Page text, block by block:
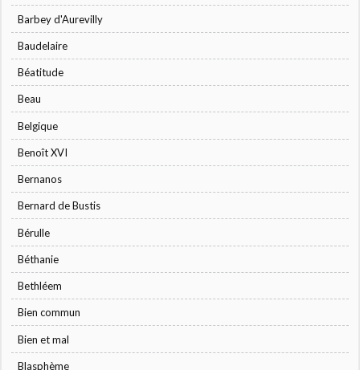
Barbey d'Aurevilly
Baudelaire
Béatitude
Beau
Belgique
Benoît XVI
Bernanos
Bernard de Bustis
Bérulle
Béthanie
Bethléem
Bien commun
Bien et mal
Blasphème